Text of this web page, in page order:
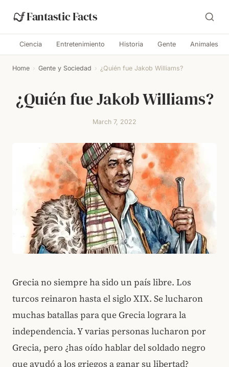
Fantastic Facts
Ciencia Entretenimiento Historia Gente Animales
Home › Gente y Sociedad › ¿Quién fue Jakob Williams?
¿Quién fue Jakob Williams?
March 7, 2022
Grecia no siempre ha sido un país libre. Los
turcos reinaron hasta el siglo XIX. Se lucharon
muchas batallas para que Grecia lograra la
independencia. Y varias personas lucharon por
Grecia, pero ¿has oído hablar del soldado negro
que ayudó a los griegos a ganar su libertad?